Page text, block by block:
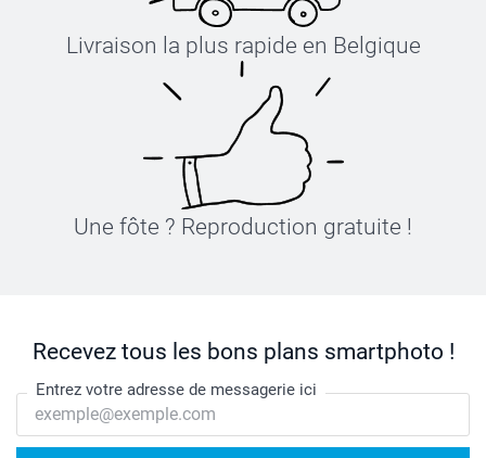
Livraison la plus rapide en Belgique
Une fôte ? Reproduction gratuite !
Recevez tous les bons plans smartphoto !
Entrez votre adresse de messagerie ici